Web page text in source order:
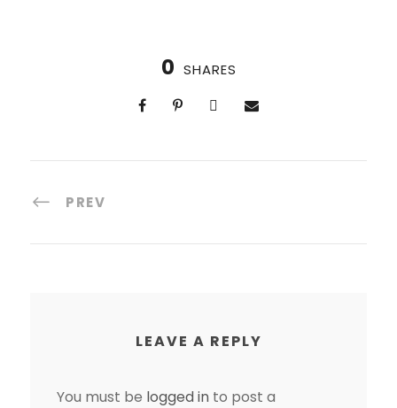
0 SHARES
PREV
LEAVE A REPLY
You must be logged in to post a